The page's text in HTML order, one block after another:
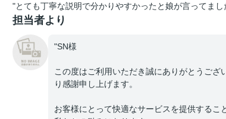
"とても丁寧な説明で分かりやすかったと娘が言ってまし
担当者より
"SN様
この度はご利用いただき誠にありがとうござ
り感謝申し上げます。
お客様にとって快適なサービスを提供するこ